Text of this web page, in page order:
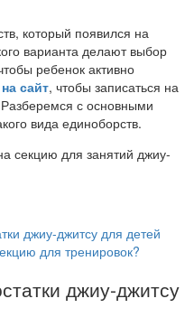
который появился на
варианта делают выбор
ребенок активно
сайт, чтобы записаться на
с основными
вида единоборств.
джиу-джитсу для детей
для тренировок?
джиу-джитсу